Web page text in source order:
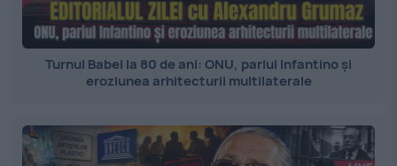
Turnul Babel la 80 de ani: ONU, pariul Infantino și
eroziunea arhitecturii multilaterale